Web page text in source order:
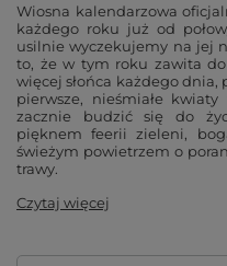
Wiosna kalendarzowa
każdego roku już od
usilnie wyczekujemy na jej
to, że w tym roku zawita do
więcej słońca każdego
pierwsze, nieśmiałe
zacznie budzić się do
pięknem feerii zieleni,
świeżym powietrzem o
trawy.
Czytaj więcej